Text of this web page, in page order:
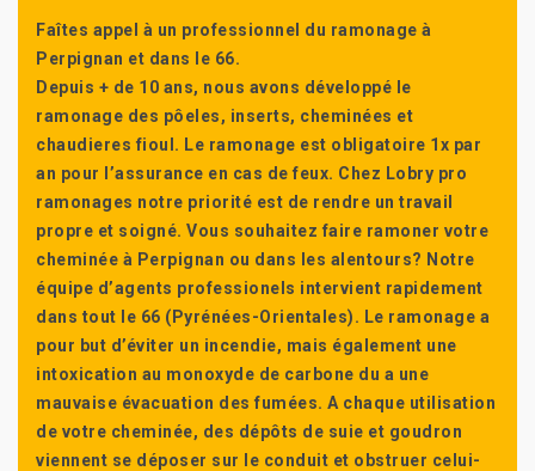
Faîtes appel à un professionnel du ramonage à
Perpignan et dans le 66.
Depuis + de 10 ans, nous avons développé le
ramonage des pôeles, inserts, cheminées et
chaudieres fioul. Le ramonage est obligatoire 1x par
an pour l’assurance en cas de feux. Chez Lobry pro
ramonages notre priorité est de rendre un travail
propre et soigné. Vous souhaitez faire ramoner votre
cheminée à Perpignan ou dans les alentours? Notre
équipe d’agents professionels intervient rapidement
dans tout le 66 (Pyrénées-Orientales). Le ramonage a
pour but d’éviter un incendie, mais également une
intoxication au monoxyde de carbone du a une
mauvaise évacuation des fumées. A chaque utilisation
de votre cheminée, des dépôts de suie et goudron
viennent se déposer sur le conduit et obstruer celui-